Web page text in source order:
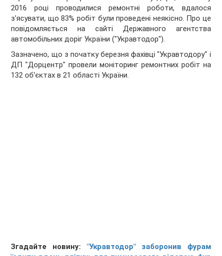
2016 році проводилися ремонтні роботи, вдалося
з'ясувати, що 83% робіт були проведені неякісно. Про це
повідомляється на сайті Державного агентства
автомобільних доріг України ("Укравтодор").
Зазначено, що з початку березня фахівці "Укравтодору" і
ДП "Дорцентр" провели моніторинг ремонтних робіт на
132 об'єктах в 21 області України.
Згадайте новину: "Укравтодор" заборонив фурам